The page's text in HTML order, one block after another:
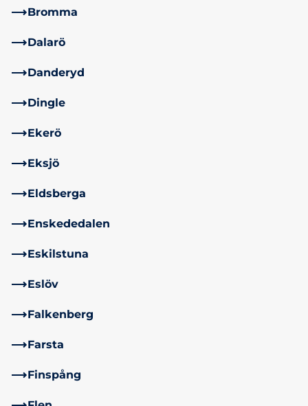
Bromma
Dalarö
Danderyd
Dingle
Ekerö
Eksjö
Eldsberga
Enskededalen
Eskilstuna
Eslöv
Falkenberg
Farsta
Finspång